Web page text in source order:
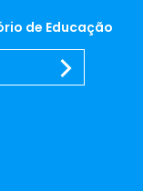
de Educação